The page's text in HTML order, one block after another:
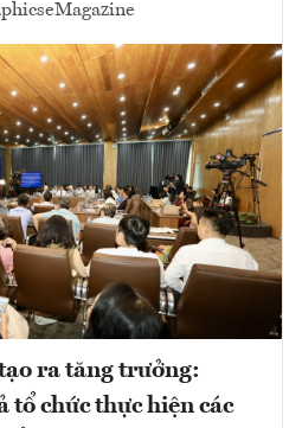
eMagazine
ra tăng trưởng:
tổ chức thực hiện các